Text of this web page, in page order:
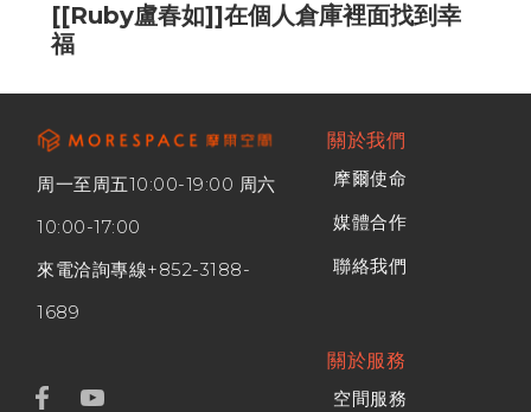
[[Ruby盧春如]]在個人倉庫裡面找到幸
福
周一至周五10:00-19:00 周六
10:00-17:00
來電洽詢專線+852-3188-
1689
關於我們
摩爾使命
媒體合作
聯絡我們
關於服務
空間服務